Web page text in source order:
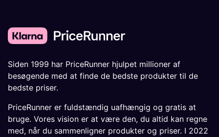
Siden 1999 har PriceRunner hjulpet millioner af
besøgende med at finde de bedste produkter til de
bedste priser.
PriceRunner er fuldstændig uafhængig og gratis at
bruge. Vores vision er at være den, du altid kan regne
med, når du sammenligner produkter og priser. I 2022